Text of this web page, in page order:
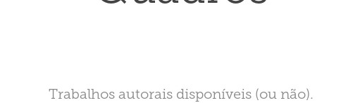
Trabalhos autorais disponíveis (ou não).